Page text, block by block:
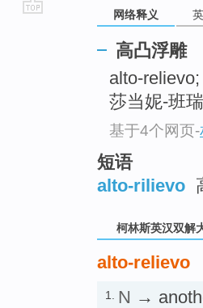
网络释义
高凸浮雕
alto-relievo;
莎当妮-班
基于4个网页-
短语
alto-rilievo
柯林斯英汉双解
alto-relievo
1. N →